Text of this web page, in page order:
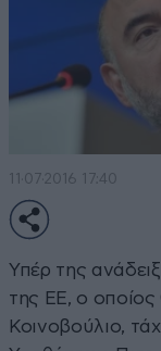
11·07·2016 17:40
Υπέρ της
της ΕΕ, ο
Κοινοβούλιο,